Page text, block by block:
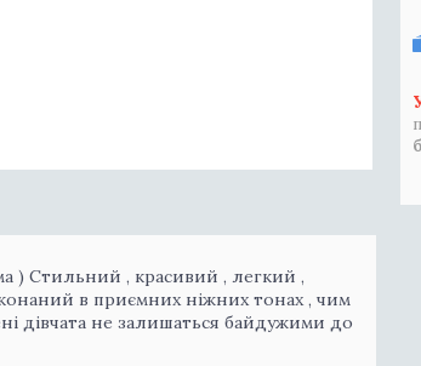
) Стильний , красивий , легкий ,
в приємних ніжних тонах , чим
дівчата не залишаться байдужими до